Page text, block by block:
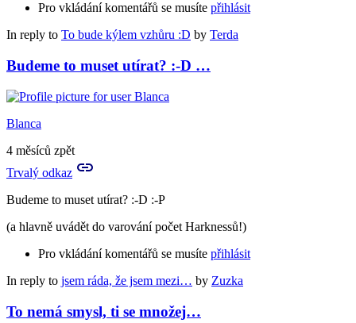
Pro vkládání komentářů se musíte přihlásit
In reply to To bude kýlem vzhůru :D by Terda
Budeme to muset utírat? :-D …
Blanca
4 měsíců zpět
Trvalý odkaz
Budeme to muset utírat? :-D :-P
(a hlavně uvádět do varování počet Harknessů!)
Pro vkládání komentářů se musíte přihlásit
In reply to jsem ráda, že jsem mezi… by Zuzka
To nemá smysl, ti se množej…